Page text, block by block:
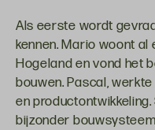
Als eerste wordt
kennen. Mario woont al
Hogeland en vond het
bouwen. Pascal,
en
bijzonder